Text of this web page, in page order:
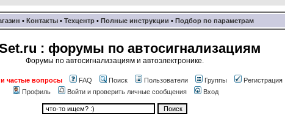
• Контакты • Техцентр • Полные инструкции • Подбор по параметрам
: форумы по автосигнализациям
Форумы по автосигнализациям и автоэлектронике.
и частые вопросы FAQ Поиск Пользователи Группы
Регистрация
Профиль
Войти и проверить личные сообщения Вход